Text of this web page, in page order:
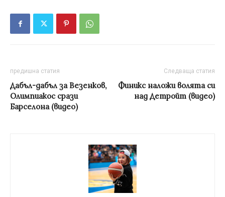
предишна статия
Дабъл-дабъл за Везенков,
Олимпиакос срази
Барселона (видео)
Следваща статия
Финикс наложи волята си
над Детройт (видео)